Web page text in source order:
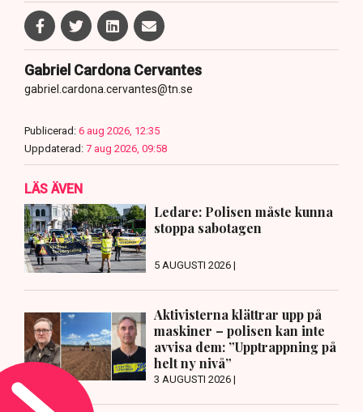
Gabriel Cardona Cervantes
gabriel.cardona.cervantes@tn.se
Publicerad: 6 aug 2026, 12:35
Uppdaterad: 7 aug 2026, 09:58
LÄS ÄVEN
Ledare: Polisen måste kunna
stoppa sabotagen
5 AUGUSTI 2026 |
Aktivisterna klättrar upp på
maskiner – polisen kan inte
avvisa dem: ”Upptrappning på
helt ny nivå”
3 AUGUSTI 2026 |